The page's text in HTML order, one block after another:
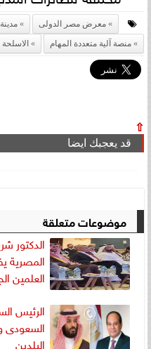
معرض مصر الدولى
منصة آلية متعددة المهام
الاسلحة
⇧
قد يعجبك ايضا
موضوعات متعلقة
الدكتور
المصرية
العلمين
الرئيس
السعودى
البلدين